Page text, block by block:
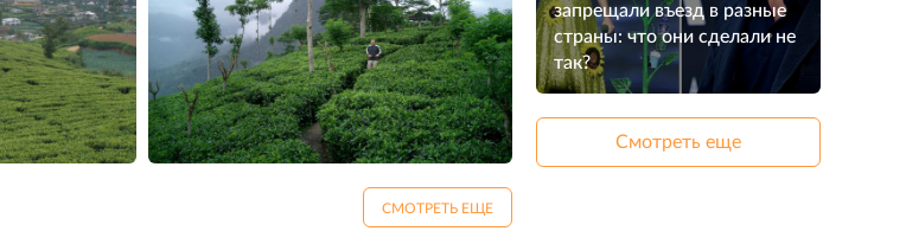
СМОТРЕТЬ ЕЩЕ
запрещали въезд в разные
страны: что они сделали не
так?
Смотреть еще